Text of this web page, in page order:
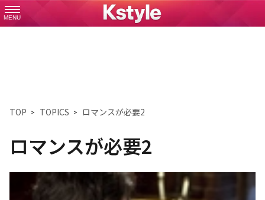
MENU
TOP TOPICS ロマンスが必要2
ロマンスが必要2